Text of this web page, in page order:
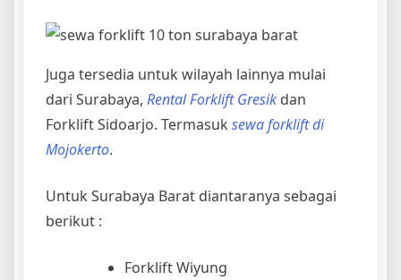
Juga tersedia untuk wilayah lainnya mulai
dari Surabaya, Rental Forklift Gresik dan
Forklift Sidoarjo. Termasuk sewa forklift di
Mojokerto.
Untuk Surabaya Barat diantaranya sebagai
berikut :
Forklift Wiyung